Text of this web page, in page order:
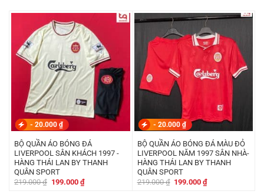
- 20.000 ₫
BỘ QUẦN ÁO BÓNG ĐÁ
LIVERPOOL SÂN KHÁCH 1997 -
HÀNG THÁI LAN BY THANH
QUÂN SPORT
219.000₫ Giá
199.000 ₫Giá
hiện
- 20.000 ₫
BỘ QUẦN ÁO BÓNG ĐÁ MÀU ĐỎ
LIVERPOOL NĂM 1997 SÂN NHÀ-
HÀNG THÁI LAN BY THANH
QUÂN SPORT
219.000₫ Giá
199.000₫Giá